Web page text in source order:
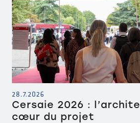
28.7.2026
Cersaie 2026 :
cœur du projet